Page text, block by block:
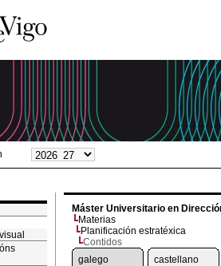
Máster Universitario en
Materias
Planificación estratéxica
Contidos
galego
castellano